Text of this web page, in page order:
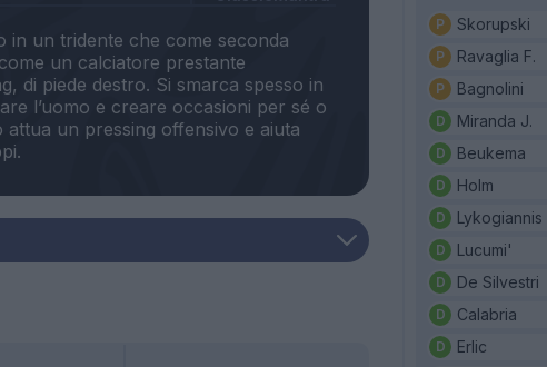
in un tridente che come seconda
un calciatore prestante
di piede destro. Si smarca spesso in
l’uomo e creare occasioni per sé o
un pressing offensivo e aiuta
Skorupski
Ravaglia F.
Bagnolini
Miranda J.
Beukema
Holm
Lykogiannis
Lucumi'
De Silvestri
Calabria
Erlic